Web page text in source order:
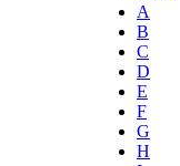
A
B
C
D
E
F
G
H